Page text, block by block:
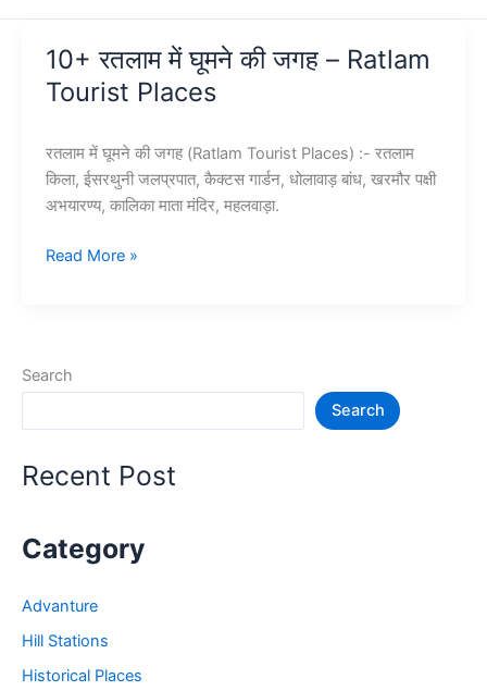
10+ रतलाम में घूमने की जगह – Ratlam
Tourist Places
रतलाम में घूमने की जगह (Ratlam Tourist Places) :- रतलाम
किला, ईसरथुनी जलप्रपात, कैक्टस गार्डन, धोलावाड़ बांध, खरमौर पक्षी
अभयारण्य, कालिका माता मंदिर, महलवाड़ा.
10+
जगह
Places
Read More »
Search
Search
Recent Post
Category
Advanture
Hill Stations
Historical Places